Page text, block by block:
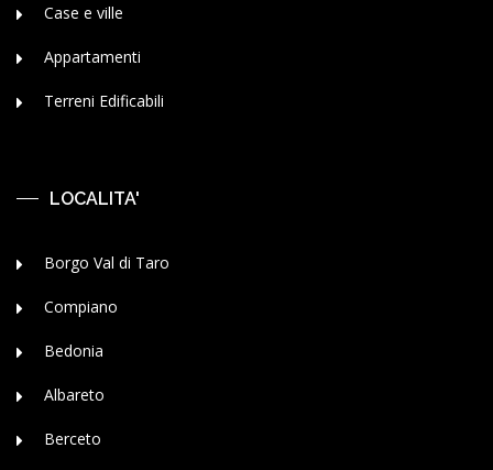
Case e ville
Appartamenti
Terreni Edificabili
LOCALITA'
Borgo Val di Taro
Compiano
Bedonia
Albareto
Berceto